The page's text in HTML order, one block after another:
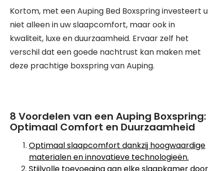
Kortom, met een Auping Bed Boxspring investeert u
niet alleen in uw slaapcomfort, maar ook in
kwaliteit, luxe en duurzaamheid. Ervaar zelf het
verschil dat een goede nachtrust kan maken met
deze prachtige boxspring van Auping.
8 Voordelen van een Auping Boxspring:
Optimaal Comfort en Duurzaamheid
Optimaal slaapcomfort dankzij hoogwaardige
materialen en innovatieve technologieën.